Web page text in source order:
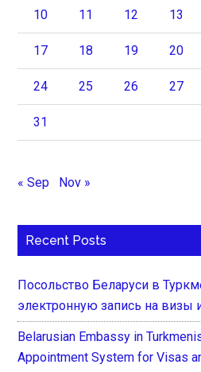
10 11 12 13
17 18 19 20
24 25 26 27
31
« Sep Nov »
Recent Posts
Посольство Беларуси в
электронную запись на визы
Belarusian Embassy in
Appointment System for Visas